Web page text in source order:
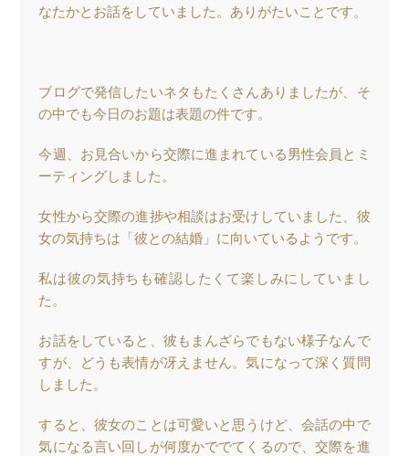
なたかとお話をしていました。ありがたいことです。
ブログで発信したいネタもたくさんありましたが、そ
の中でも今日のお題は表題の件です。
今週、お見合いから交際に進まれている男性会員とミ
ーティングしました。
女性から交際の進捗や相談はお受けしていました、彼
女の気持ちは「彼との結婚」に向いているようです。
私は彼の気持ちも確認したくて楽しみにしていまし
た。
お話をしていると、彼もまんざらでもない様子なんで
すが、どうも表情が冴えません。気になって深く質問
しました。
すると、彼女のことは可愛いと思うけど、会話の中で
気になる言い回しが何度かででてくるので、交際を進